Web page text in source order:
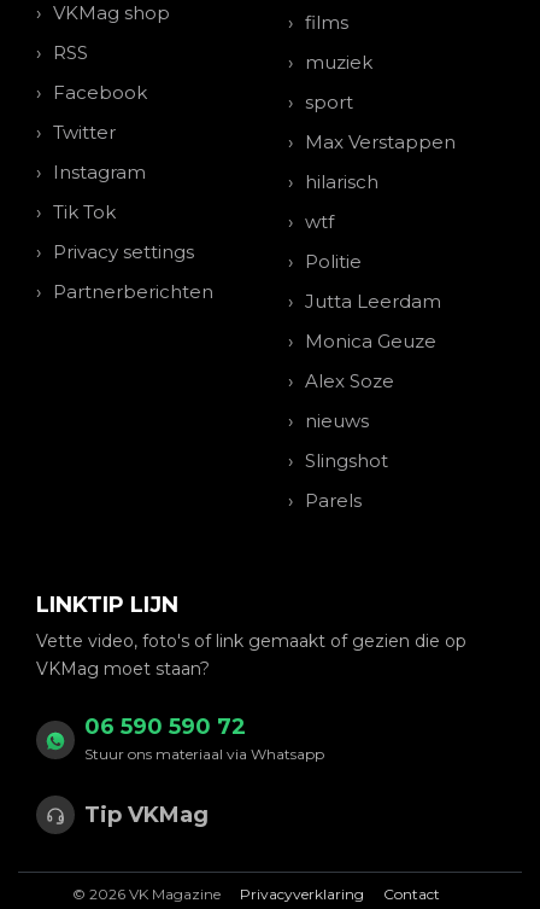
VKMag shop
RSS
Facebook
Twitter
Instagram
Tik Tok
Privacy settings
Partnerberichten
films
muziek
sport
Max Verstappen
hilarisch
wtf
Politie
Jutta Leerdam
Monica Geuze
Alex Soze
nieuws
Slingshot
Parels
LINKTIP LIJN
Vette video, foto's of link gemaakt of gezien die op
VKMag moet staan?
06 590 590 72
Stuur ons materiaal via Whatsapp
Tip VKMag
© 2026 VK Magazine Privacyverklaring Contact